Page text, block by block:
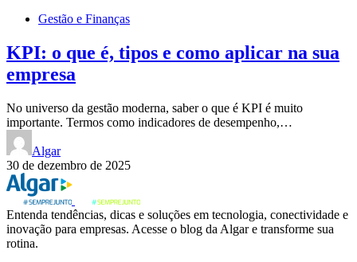
Gestão e Finanças
KPI: o que é, tipos e como aplicar na sua
empresa
No universo da gestão moderna, saber o que é KPI é muito
importante. Termos como indicadores de desempenho,…
Algar
30 de dezembro de 2025
Entenda tendências, dicas e soluções em tecnologia, conectividade e
inovação para empresas. Acesse o blog da Algar e transforme sua
rotina.